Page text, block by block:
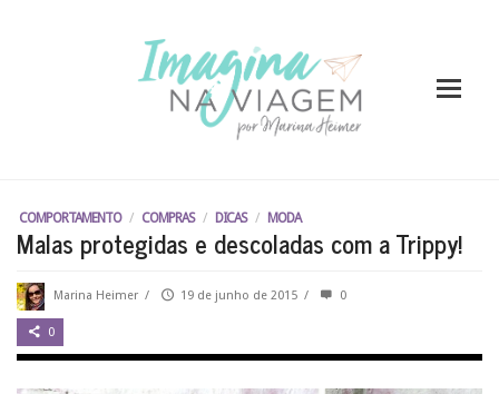
COMPORTAMENTO / COMPRAS / DICAS / MODA
Malas protegidas e descoladas com a Trippy!
Marina Heimer / 19 de junho de 2015 / 0
0